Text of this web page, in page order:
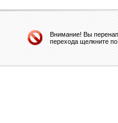
Внимание! Вы
перехода щелкните